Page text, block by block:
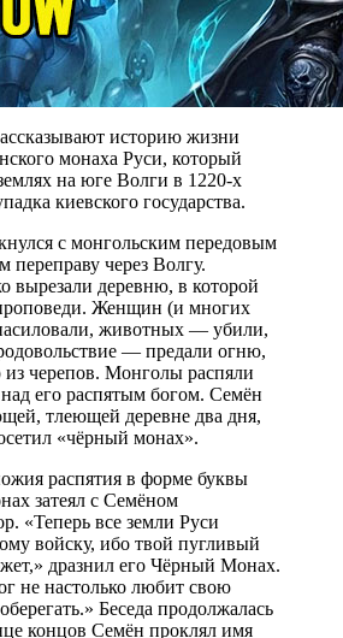
историю жизни
монаха Руси, который
на юге Волги в 1220-х
киевского государства.
с монгольским передовым
через Волгу.
вырезали деревню, в которой
Женщин (и многих
животных — убили,
— предали огню,
черепов. Монголы распяли
его распятым богом. Семён
тлеющей деревне два дня,
«чёрный монах».
распятия в форме буквы
затеял с Семёном
«Теперь все земли Руси
войску, ибо твой пугливый
дразнил его Чёрный Монах.
не настолько любит свою
Беседа продолжалась
концов Семён проклял имя